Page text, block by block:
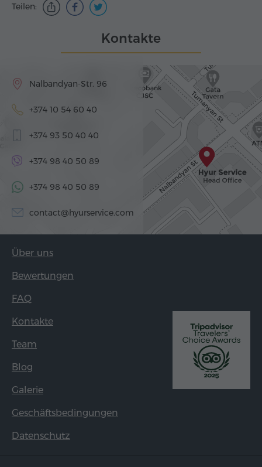
Teilen:
Kontakte
Nalbandyan-Str. 96
+374 10 54 60 40
+374 93 50 40 40
+374 98 40 50 89
+374 98 40 50 89
contact@hyurservice.com
Über uns
Bewertungen
FAQ
Kontakte
Team
Blog
Galerie
Geschäftsbedingungen
Datenschutz